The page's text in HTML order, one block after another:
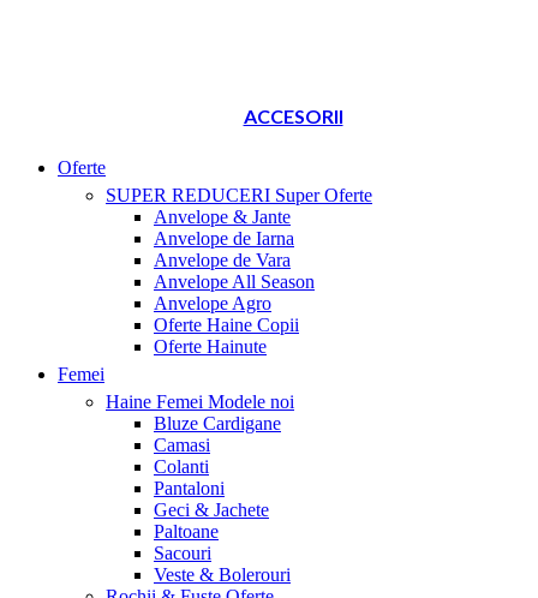
ACCESORII
Oferte
SUPER REDUCERI Super Oferte
Anvelope & Jante
Anvelope de Iarna
Anvelope de Vara
Anvelope All Season
Anvelope Agro
Oferte Haine Copii
Oferte Hainute
Femei
Haine Femei Modele noi
Bluze Cardigane
Camasi
Colanti
Pantaloni
Geci & Jachete
Paltoane
Sacouri
Veste & Bolerouri